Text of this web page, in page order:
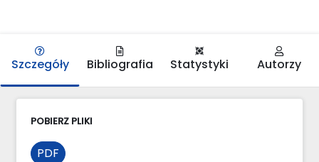
Szczegóły Bibliografia Statystyki Autorzy
POBIERZ PLIKI
PDF